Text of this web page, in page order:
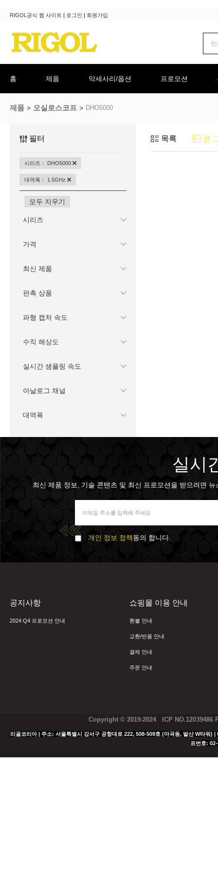
RIGOL공식 웹 사이트 | 로그인 | 회원가입
홈 제품 악세사리/옵션 프로모션
제품 오실로스코프 DHO5000
필터
시리즈： DHO5000
대역폭： 1.5GHz
모두 지우기
시리즈
가격
최신 제품
판촉 상품
파형 캡처 속도
수직 해상도
실시간 샘플링 속도
아날로그 채널
대역폭
목록 큰
실시
최신 제품 정보, 기술 콘텐츠 및 최신 프로모션을 받으려면
개인 정보 정책동의 합니다.
공지사항
2024 Q4 프로모션 안내
쇼핑몰 이용 안내
환불 안내
교환/반품 안내
결제 안내
주문 안내
Copyright © 2019-2024 ICP NO.12039486
리골코리아 | 주소: 서울특별시 강서구 공항대로 222, 508-509호 (마곡동, 발산 W타
표번호: